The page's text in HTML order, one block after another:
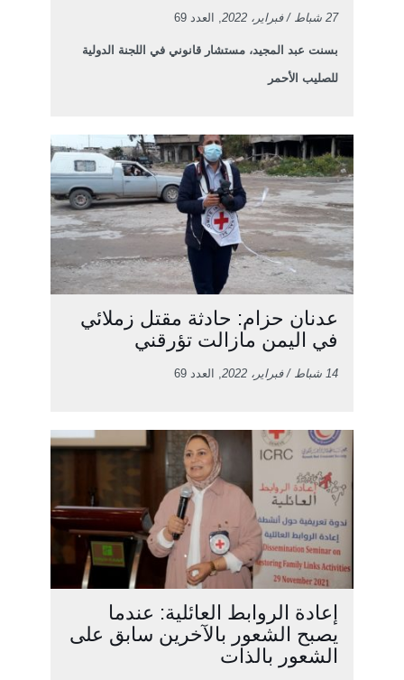
27 شباط / فبراير، 2022 , العدد 69
بسنت عبد المجيد، مستشار قانوني في اللجنة الدولية
للصليب الأحمر
عدنان حزام: حادثة مقتل زملائي
في اليمن مازالت تؤرقني
14 شباط / فبراير، 2022 , العدد 69
إعادة الروابط العائلية: عندما
يصبح الشعور بالآخرين سابق على
الشعور بالذات